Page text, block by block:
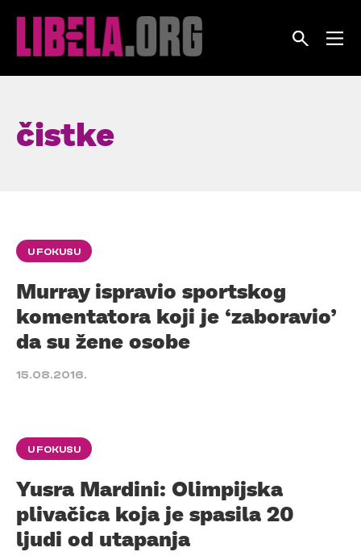
čistke
U FOKUSU
Murray ispravio sportskog
komentatora koji je ‘zaboravio’
da su žene osobe
15.08.2016.
U FOKUSU
Yusra Mardini: Olimpijska
plivačica koja je spasila 20
ljudi od utapanja